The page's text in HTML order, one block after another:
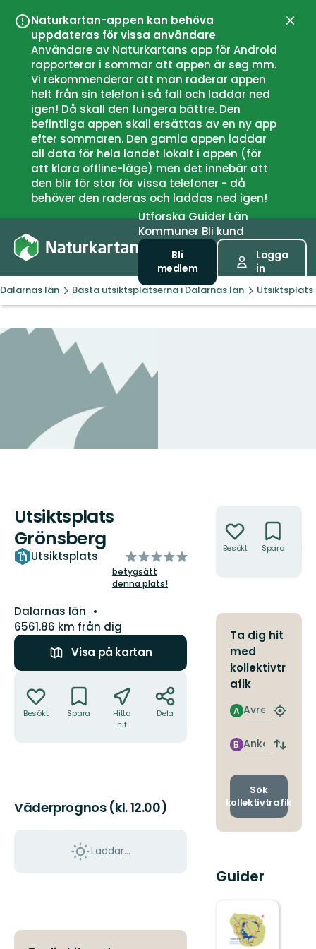
Naturkartan-appen kan behöva
uppdateras för vissa användare
Användare av Naturkartans app för Android
rapporterar i sommar att appen är seg mm.
Vi rekommenderar att man raderar appen
helt från sin telefon i så fall och laddar ned
igen! Då skall den fungera bättre. Den
befintliga appen skall ersättas av en ny app
efter sommaren. Den gamla appen laddar
all data för hela landet lokalt i appen (för
att klara offline-läge) men det innebär att
den blir för stor för vissa telefoner - då
behöver den raderas och laddas ned igen!
UtforskaGuiderLän
Kommuner Bli kund
Bli
medlem
Logga
in
Dalarnas län Bästa utsiktsplatserna i Dalarnas län Utsiktsplats
Utsiktsplats
Grönsberg
Utsiktsplats
av
5
stjärnor
betygsätt
denna plats!
Län:
Dalarnas län
6561.86 km från dig
Visa på kartan
Besökt Spara
Hitta
hit
Dela
Väderprognos (kl. 12.00)
Laddar...
Besökt Spara
Ta dig hit
med
kollektivtr
afik
Avresa
A
Hitta
Ankomst
B
Byt
och
Sök
kollektivtrafik
Guider